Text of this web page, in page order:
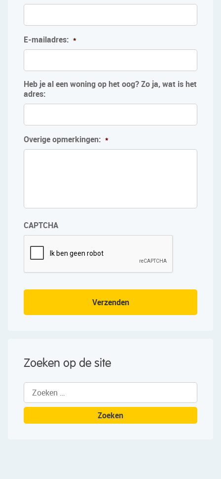
E-mailadres: *
Heb je al een woning op het oog? Zo ja, wat is het
adres:
Overige opmerkingen: *
CAPTCHA
Verzenden
Zoeken op de site
Zoeken
naar: